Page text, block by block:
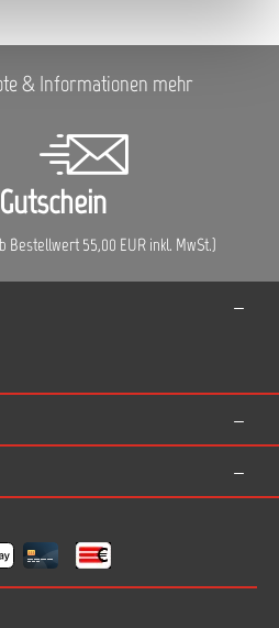
38 mm: 8 Rollen/Stange, 48
& Informationen mehr
Gutschein
Bestellwert 55,00 EUR inkl. MwSt.)